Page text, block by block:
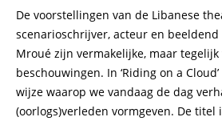
De voorstellingen van de Libanese
scenarioschrijver, acteur en
Mroué zijn vermakelijke, maar
beschouwingen. In ‘Riding on a
wijze waarop we vandaag de dag
(oorlogs)verleden vormgeven. De titel